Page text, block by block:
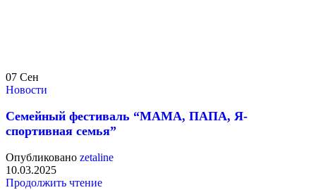
07 Сен
Новости
Семейный фестиваль “МАМА, ПАПА, Я-
спортивная семья”
Опубликовано zetaline
10.03.2025
Продолжить чтение